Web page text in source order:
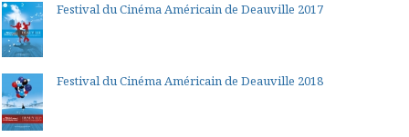
Festival du Cinéma Américain de Deauville 2017
Festival du Cinéma Américain de Deauville 2018